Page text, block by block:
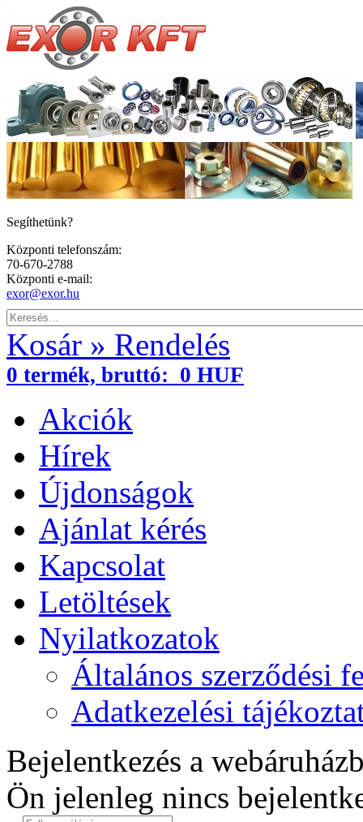
Segíthetünk?
Központi telefonszám:
70-670-2788
Központi e-mail:
exor@exor.hu
Kosár » Rendelés
0 termék, bruttó: 0 HUF
Akciók
Hírek
Újdonságok
Ajánlat kérés
Kapcsolat
Letöltések
Nyilatkozatok
Általános szerződési
Adatkezelési
Bejelentkezés a
Ön jelenleg nincs